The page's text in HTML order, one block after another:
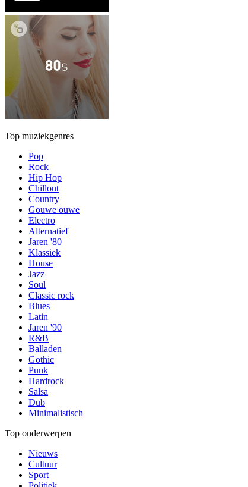
Top muziekgenres
Pop
Rock
Hip Hop
Chillout
Country
Gouwe ouwe
Electro
Alternatief
Jaren '80
Klassiek
House
Jazz
Soul
Classic rock
Blues
Latin
Jaren '90
R&B
Balladen
Gothic
Punk
Hardrock
Salsa
Dub
Minimalistisch
Top onderwerpen
Nieuws
Cultuur
Sport